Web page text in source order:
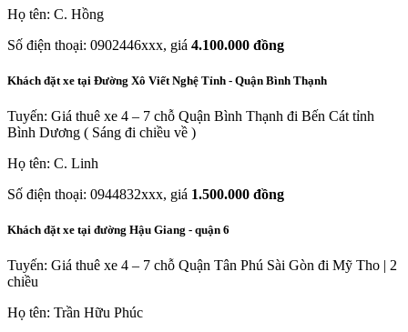
Họ tên: C. Hồng
Số điện thoại: 0902446xxx, giá 4.100.000 đồng
Khách đặt xe tại Đường Xô Viết Nghệ Tỉnh - Quận Bình Thạnh
Tuyến: Giá thuê xe 4 – 7 chỗ Quận Bình Thạnh đi Bến Cát tỉnh
Bình Dương ( Sáng đi chiều về )
Họ tên: C. Linh
Số điện thoại: 0944832xxx, giá 1.500.000 đồng
Khách đặt xe tại đường Hậu Giang - quận 6
Tuyến: Giá thuê xe 4 – 7 chỗ Quận Tân Phú Sài Gòn đi Mỹ Tho | 2
chiều
Họ tên: Trần Hữu Phúc